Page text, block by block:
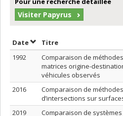
Visiter Papyrus
DateTrier par date en ordre
Titre
1992
Comparaison de
matrices origine-
véhicules observés
2016
Comparaison de
d’intersections sur
2019
Comparaison de